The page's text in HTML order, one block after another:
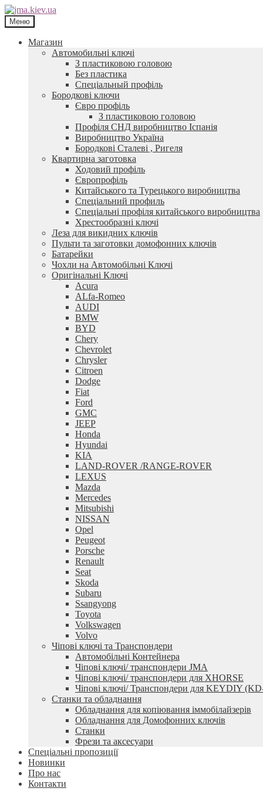
Перейти
до
навігації
Перейти
до
контенту
Меню
Магазин
Автомобильні ключі
З пластиковою головою
Без пластика
Спеціальный профіль
Бородкові ключи
Євро профіль
З пластиковою головою
Профіля СНД виробництво Іспанія
Виробництво Україна
Бородкові Сталеві , Ригеля
Квартирна заготовка
Ходовий профіль
Європрофіль
Китайського та Турецького виробництва
Спеціальний профиль
Спеціальні профіля китайського виробництва
Хрестообразні ключі
Леза для викидних ключів
Пульти та заготовки домофонних ключів
Батарейки
Чохли на Автомобільні Ключі
Оригінальні Ключі
Acura
ALfa-Romeo
AUDI
BMW
BYD
Chery
Chevrolet
Chrysler
Citroen
Dodge
Fiat
Ford
GMC
JEEP
Honda
Hyundai
KIA
LAND-ROVER /RANGE-ROVER
LEXUS
Mazda
Mercedes
Mitsubishi
NISSAN
Opel
Peugeot
Porsche
Renault
Seat
Skoda
Subaru
Ssangyong
Toyota
Volkswagen
Volvo
Чіпові ключі та Транспондери
Автомобільні Контейнера
Чіпові ключі/ транспондери JMA
Чіпові ключі/ транспондери для XHORSE
Чіпові ключі/ Транспондери для KEYDIY
Станки та обладнання
Обладнання для копіювання іммобілайзерів
Обладнання для Домофонних ключів
Станки
Фрези та аксесуари
Спеціальні пропозиції
Новинки
Про нас
Контакти